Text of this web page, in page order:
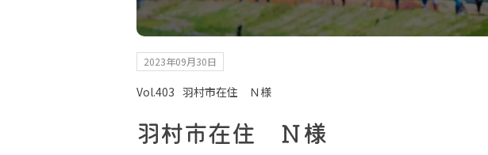
2023年09月30日
Vol.403 羽村市在住 Ｎ様
羽村市在住 Ｎ様